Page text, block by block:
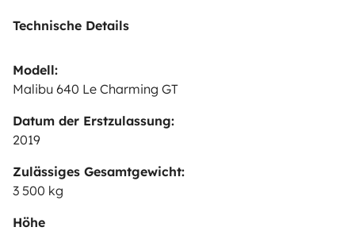
Technische Details
Modell:
Malibu 640 Le Charming GT
Datum der Erstzulassung:
2019
Zulässiges Gesamtgewicht:
3 500 kg
Höhe